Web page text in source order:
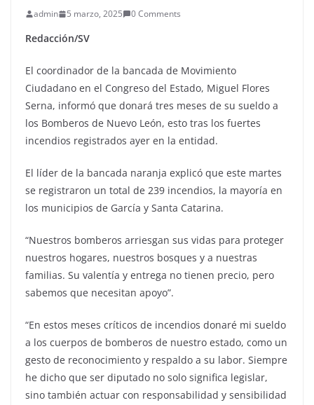
admin 5 marzo, 2025 0 Comments
Redacción/SV
El coordinador de la bancada de Movimiento
Ciudadano en el Congreso del Estado, Miguel Flores
Serna, informó que donará tres meses de su sueldo a
los Bomberos de Nuevo León, esto tras los fuertes
incendios registrados ayer en la entidad.
El líder de la bancada naranja explicó que este martes
se registraron un total de 239 incendios, la mayoría en
los municipios de García y Santa Catarina.
“Nuestros bomberos arriesgan sus vidas para proteger
nuestros hogares, nuestros bosques y a nuestras
familias. Su valentía y entrega no tienen precio, pero
sabemos que necesitan apoyo”.
“En estos meses críticos de incendios donaré mi sueldo
a los cuerpos de bomberos de nuestro estado, como un
gesto de reconocimiento y respaldo a su labor. Siempre
he dicho que ser diputado no solo significa legislar,
sino también actuar con responsabilidad y sensibilidad